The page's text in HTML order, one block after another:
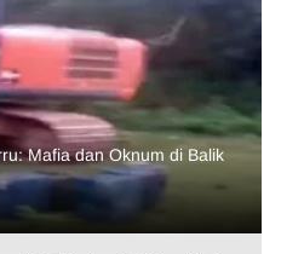
Mafia dan Oknum di Balik